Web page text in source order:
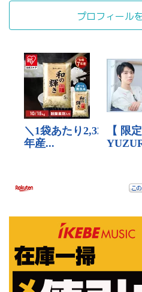
プロフィール